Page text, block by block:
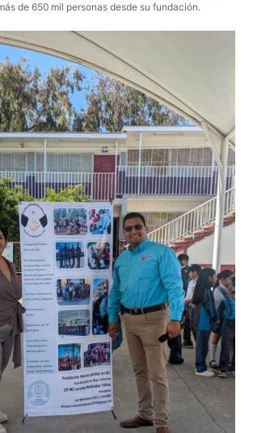
de 650 mil personas desde su fundación.